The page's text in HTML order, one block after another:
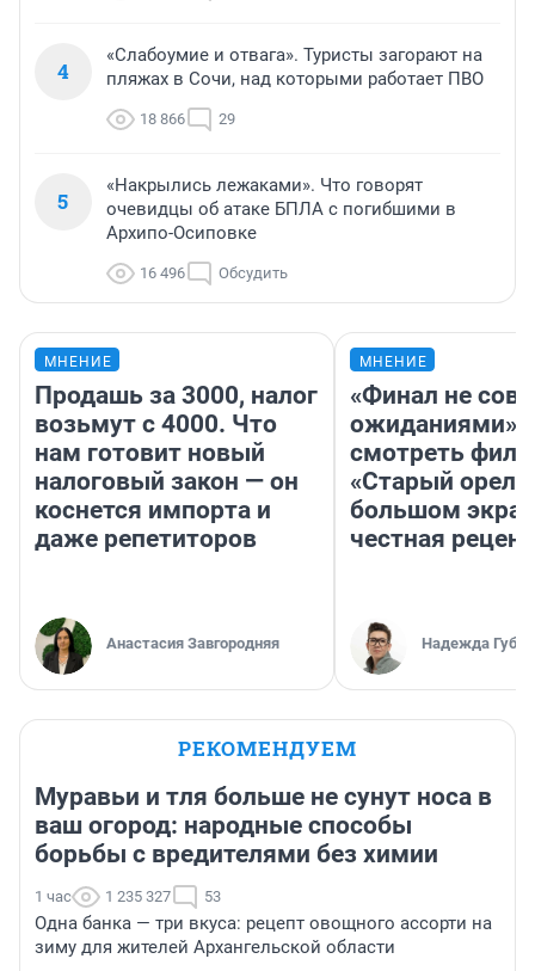
4
«Слабоумие и отвага». Туристы загорают на
пляжах в Сочи, над которыми работает ПВО
18 866 29
5
«Накрылись лежаками». Что говорят
очевидцы об атаке БПЛА с погибшими в
Архипо-Осиповке
16 496 Обсудить
МНЕНИЕ
Продашь за 3000, налог
возьмут с 4000. Что
нам готовит новый
налоговый закон — он
коснется импорта и
даже репетиторов
Анастасия Завгородняя
МНЕНИЕ
«Финал не
ожиданиями»:
смотреть
«Старый орел»
большом
честная
Надежда
РЕКОМЕНДУЕМ
Муравьи и тля больше не сунут носа в
ваш огород: народные способы
борьбы с вредителями без химии
1 час 1 235 327 53
Одна банка — три вкуса: рецепт овощного ассорти на
зиму для жителей Архангельской области